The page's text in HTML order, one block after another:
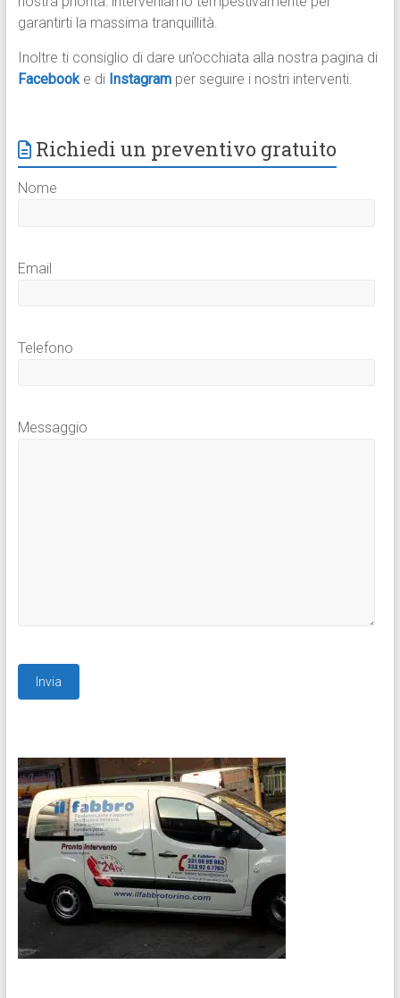
garantirti la massima tranquillità.
Inoltre ti consiglio di dare un’occhiata alla nostra pagina di
Facebook e di Instagram per seguire i nostri interventi.
Richiedi un preventivo gratuito
Nome
Email
Telefono
Messaggio